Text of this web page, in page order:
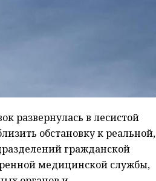
развернулась в лесистой
обстановку к реальной,
гражданской
медицинской службы,